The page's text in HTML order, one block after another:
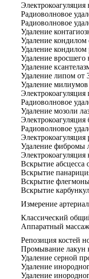
Электрокоагуляция
Радиоволновое
Радиоволновое
Удаление
Удаление кондилом
Удаление
Удаление вросшего
Удаление
Удаление липом от
Удаление милиумов
Радиоволновое
Удаление мозоли
Электрокоагуляция
Радиоволновое
Электрокоагуляция
Удаление фибромы
Вскрытие абсцесса
Вскрытие
Вскрытие
Вскрытие
Измерение
Классический
Аппаратный массаж
Репозиция костей
Промывание лакун
Удаление серной
Удаление
Удаление